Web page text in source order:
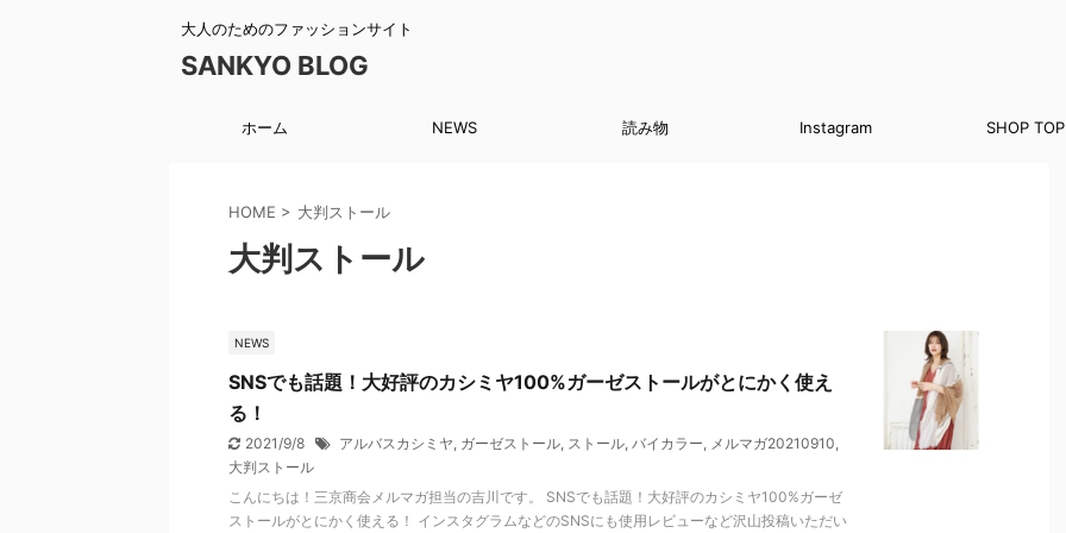
大人のためのファッションサイト
SANKYO BLOG
ホーム NEWS 読み物 Instagram SHOP TOP
HOME > 大判ストール
大判ストール
NEWS
SNSでも話題！大好評のカシミヤ100%ガーゼストールがとにかく使え
る！
2021/9/8 アルバスカシミヤ, ガーゼストール, ストール, バイカラー, メルマガ20210910,
大判ストール
こんにちは！三京商会メルマガ担当の吉川です。 SNSでも話題！大好評のカシミヤ100%ガーゼ
ストールがとにかく使える！ インスタグラムなどのSNSにも使用レビューなど沢山投稿いただい